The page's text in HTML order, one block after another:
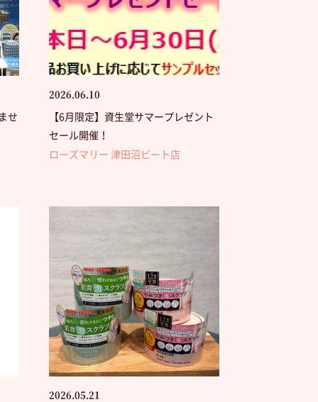
せ
2026.06.10
【6月限定】資生堂サマープレゼント
セール開催！
ローズマリー 津田沼ビート店
2026.05.21